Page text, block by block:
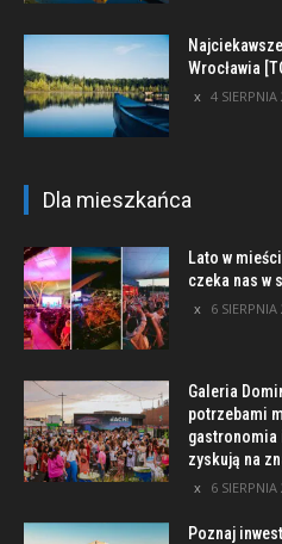
Wrocławia
4 SIERPNIA
Dla mieszkańca
Lato w
czeka nas w
6
Galeria
potrzebami
gastronomia
zyskują na
6
Poznaj